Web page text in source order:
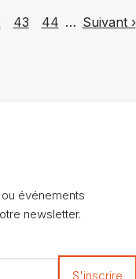
Page
43 Page
44 … Next page
Suivant ›
événements
newsletter.